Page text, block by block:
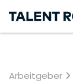
Arbeitgeber